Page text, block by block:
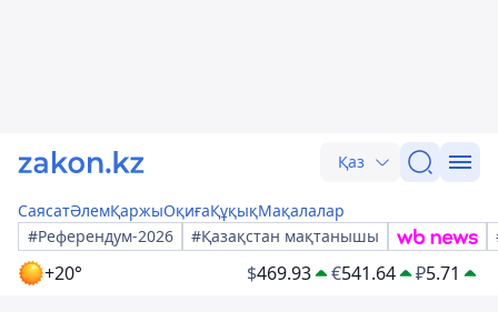
Қаз
СаясатӘлемҚаржыОқиғаҚұқықМақалалар
#Референдум-2026
#Қазақстан мақтанышы
+20° $469.93 €541.64 ₽5.71